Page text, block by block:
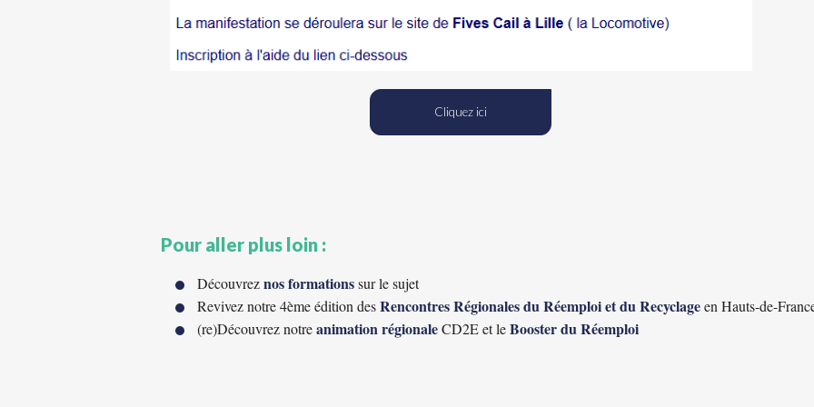
Cliquez ici
Pour aller plus loin :
Découvreznos formationssur le sujet
Revivez notre 4ème édition desRencontres Régionales du Réemploi et du Recyclageen Hauts-de-
(re)Découvrez notreanimation régionaleCD2E et leBooster du Réemploi